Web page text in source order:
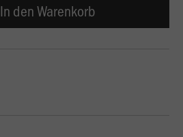
In den Warenkorb